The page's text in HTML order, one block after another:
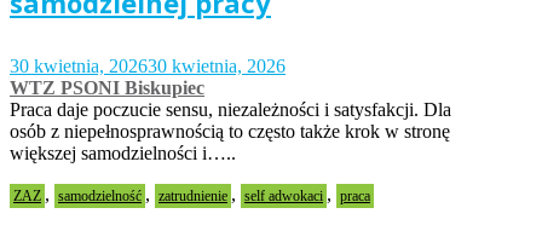
30 kwietnia, 202630 kwietnia, 2026
WTZ PSONI Biskupiec
Praca daje poczucie sensu, niezależności i satysfakcji. Dla
osób z niepełnosprawnością to często także krok w stronę
większej samodzielności i…..
ZAZ , samodzielność , zatrudnienie , self adwokaci , praca